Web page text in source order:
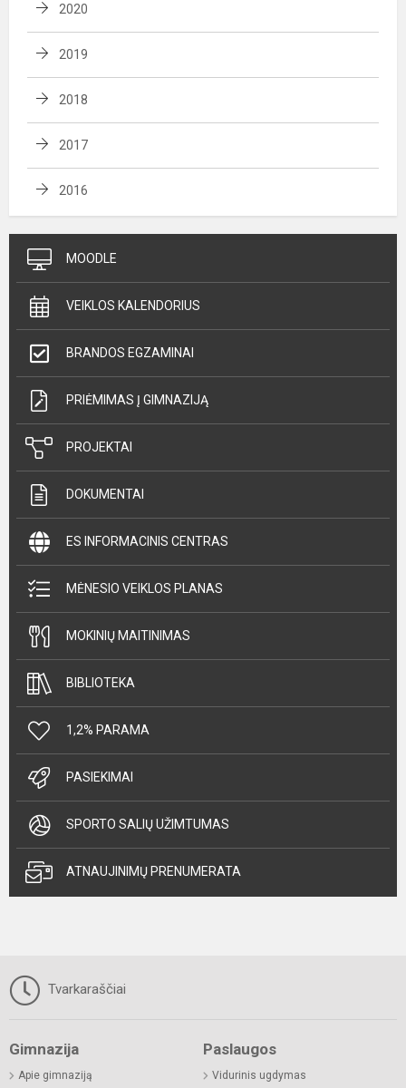
2020
2019
2018
2017
2016
MOODLE
VEIKLOS KALENDORIUS
BRANDOS EGZAMINAI
PRIĖMIMAS Į GIMNAZIJĄ
PROJEKTAI
DOKUMENTAI
ES INFORMACINIS CENTRAS
MĖNESIO VEIKLOS PLANAS
MOKINIŲ MAITINIMAS
BIBLIOTEKA
1,2% PARAMA
PASIEKIMAI
SPORTO SALIŲ UŽIMTUMAS
ATNAUJINIMŲ PRENUMERATA
Tvarkaraščiai
Gimnazija
Apie gimnaziją
Paslaugos
Vidurinis ugdymas